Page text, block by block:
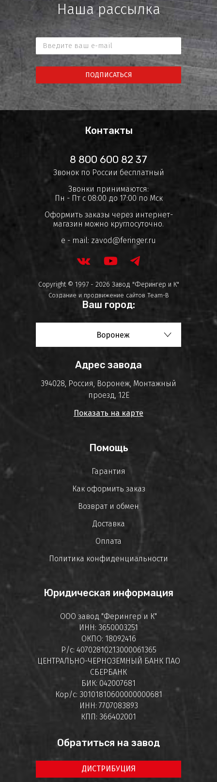
Наша рассылка
ПОДПИСАТЬСЯ
Контакты
8 800 600 82 37
Звонок по России бесплатный
Звонки принимаются:
Пн - Пт с 08:00 до 17:00 по Мск
Оформить заказы через интернет-
магазин можно круглосуточно.
e - mail: zavod@feringer.ru
Copyright © 1997 - 2026 Завод "Ферингер и К"
Создание и продвижение сайтов Team-B
Ваш город:
Воронеж
Адрес завода
394028, Россия, Воронеж, Монтажный
проезд, 12Е
Показать на карте
Помощь
Гарантия
Как оформить заказ
Возврат и обмен
Доставка
Оплата
Политика конфиденциальности
Юридическая информация
ООО завод "Ферингер и К"
ИНН: 3650003251
ОКПО: 18092416
Р/с: 40702810213000061365
ЦЕНТРАЛЬНО-ЧЕРНОЗЕМНЫЙ БАНК ПАО
СБЕРБАНК
БИК: 042007681
Кор/с: 30101810600000000681
ИНН: 7707083893
КПП: 366402001
Обратиться на завод
ДИСТРИБУЦИЯ